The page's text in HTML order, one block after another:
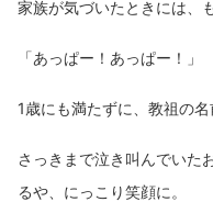
家族が気づいたときには、
「あっぱー！あっぱー！」
1歳にも満たずに、教祖の名
さっきまで泣き叫んでいた
るや、にっこり笑顔に。